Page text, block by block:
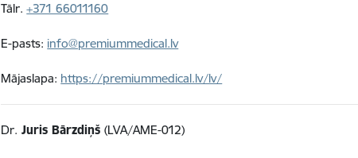
Tālr.+371 66011160
E-pasts: info@premiummedical.lv
Mājaslapa: https://premiummedical.lv/lv/
Dr. Juris Bārzdiņš(LVA/AME-012)